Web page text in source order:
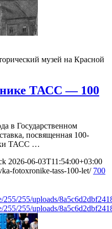
музей на Красной
ТАСС — 100
в Государственном
посвященная 100-
ТАСС …
2026-06-03T11:54:00+03:00
fotoxronike-tass-100-let/ 700
255/255/uploads/
255/255/uploads/